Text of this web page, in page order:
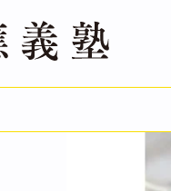
富家 淳：健